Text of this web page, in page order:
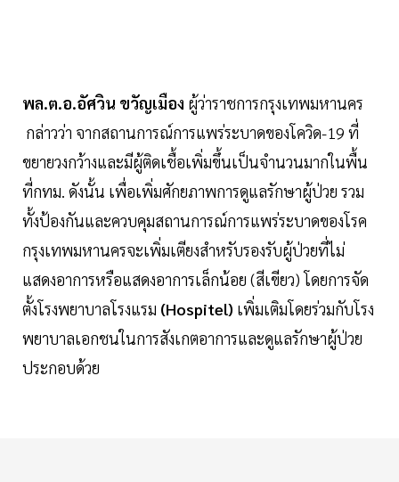
พล.ต.อ.อัศวิน ขวัญเมือง ผู้ว่าราชการกรุงเทพมหานคร
กล่าวว่า จากสถานการณ์การแพร่ระบาดของโควิด-19 ที่
ขยายวงกว้างและมีผู้ติดเชื้อเพิ่มขึ้นเป็นจำนวนมากในพื้น
ที่กทม. ดังนั้น เพื่อเพิ่มศักยภาพการดูแลรักษาผู้ป่วย รวม
ทั้งป้องกันและควบคุมสถานการณ์การแพร่ระบาดของโรค
กรุงเทพมหานครจะเพิ่มเตียงสำหรับรองรับผู้ป่วยที่ไม่
แสดงอาการหรือแสดงอาการเล็กน้อย (สีเขียว) โดยการจัด
ตั้งโรงพยาบาลโรงแรม (Hospitel) เพิ่มเติมโดยร่วมกับโรง
พยาบาลเอกชนในการสังเกตอาการและดูแลรักษาผู้ป่วย
ประกอบด้วย